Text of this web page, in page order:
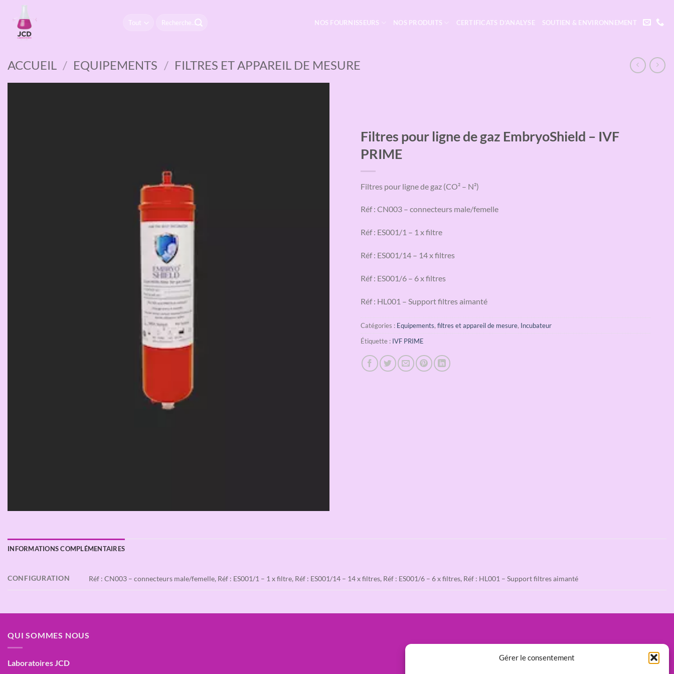
Gérer le consentement
contenu
Recherche
NOS FOURNISSEURS NOS PRODUITS CERTIFICATS D’ANALYSE SOUTIEN & ENVIRONNEMENT
ACCUEIL / EQUIPEMENTS / FILTRES ET APPAREIL DE MESURE
Filtres pour ligne de gaz EmbryoShield – IVF
PRIME
Filtres pour ligne de gaz (CO² – N²)
Réf : CN003 – connecteurs male/femelle
Réf : ES001/1 – 1 x filtre
Réf : ES001/14 – 14 x filtres
Réf : ES001/6 – 6 x filtres
Réf : HL001 – Support filtres aimanté
Catégories : Equipements,filtres et appareil de mesure, Incubateur
Étiquette : IVF PRIME
INFORMATIONS COMPLÉMENTAIRES
CONFIGURATION Réf : CN003 – connecteurs male/femelle, Réf : ES001/1 – 1 x filtre, Réf : ES001/14 – 14 x filtres, Réf : ES001/6 – 6 x filtres, Réf : HL001 – Support filtres aimanté
QUI SOMMES NOUS
Laboratoires JCD